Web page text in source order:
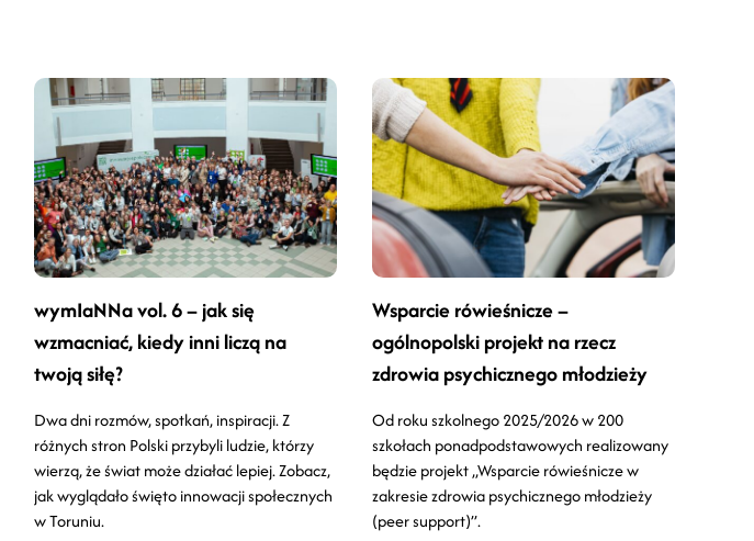
wymIaNNa vol. 6 – jak się
wzmacniać, kiedy inni liczą na
twoją siłę?
Dwa dni rozmów, spotkań, inspiracji. Z
różnych stron Polski przybyli ludzie, którzy
wierzą, że świat może działać lepiej. Zobacz,
jak wyglądało święto innowacji społecznych
w Toruniu.
Wsparcie rówieśnicze –
ogólnopolski projekt na rzecz
zdrowia psychicznego młodzieży
Od roku szkolnego 2025/2026 w 200
szkołach ponadpodstawowych realizowany
będzie projekt „Wsparcie rówieśnicze w
zakresie zdrowia psychicznego młodzieży
(peer support)”.